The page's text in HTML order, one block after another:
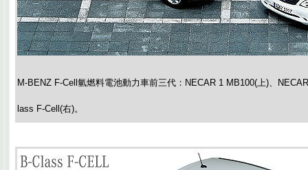
M-BENZ F-Cell氫燃料電池動力車前三代：NECAR 1 MB100(上)、
lass F-Cell(右)。